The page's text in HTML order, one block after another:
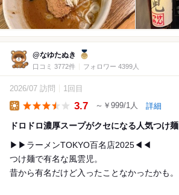
@なゆたぬき
口コミ 3772件 フォロワー 4399人
2026/07 訪問 1回目
3.7 ～￥999/1人 詳細
ドロドロ濃厚スープがクセになる人気つけ麺
▶▶ラーメンTOKYO百名店2025◀◀
つけ麺で有名な風雲児。
昔から有名だけど入ったことなかったかも。